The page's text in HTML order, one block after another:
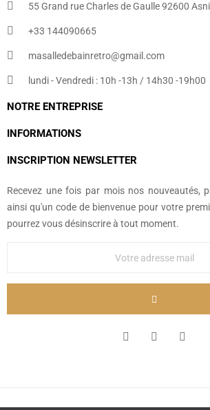
55 Grand rue Charles de Gaulle 92600
+33 144090665​
masalledebainretro@gmail.com
lundi - Vendredi : 10h -13h / 14h30 -19h00
NOTRE ENTREPRISE
INFORMATIONS
INSCRIPTION NEWSLETTER
Recevez une fois par mois nos nouveautés,
ainsi qu'un code de bienvenue pour votre
pourrez vous désinscrire à tout moment.